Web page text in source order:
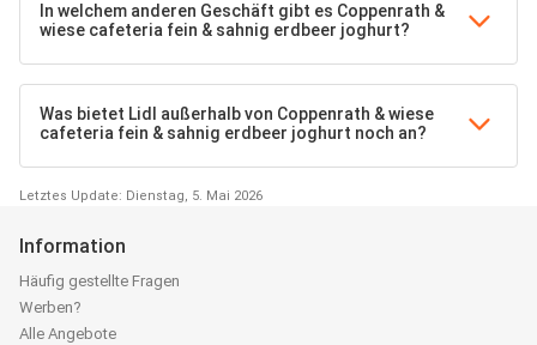
In welchem anderen Geschäft gibt es Coppenrath &
wiese cafeteria fein & sahnig erdbeer joghurt?
Was bietet Lidl außerhalb von Coppenrath & wiese
cafeteria fein & sahnig erdbeer joghurt noch an?
Letztes Update: Dienstag, 5. Mai 2026
Information
Häufig gestellte Fragen
Werben?
Alle Angebote